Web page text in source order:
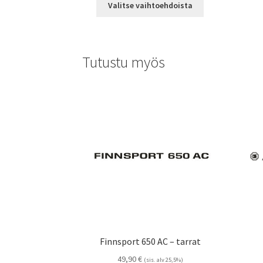
-
Valitse vaihtoehdoista
Tutustu myös
Finnsport 650 AC – tarrat
49,90€ (sis. alv 25,5%)